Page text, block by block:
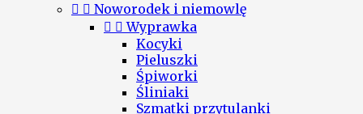
  Noworodek i niemowlę
  Wyprawka
Kocyki
Pieluszki
Śpiworki
Śliniaki
Szmatki przytulanki